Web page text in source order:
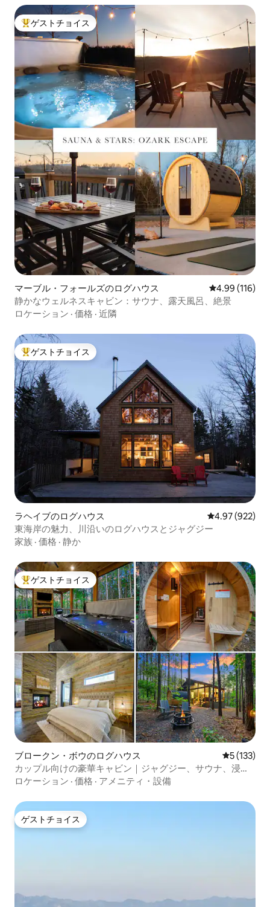
大好評のゲストチョイスです。
ゲストチョイス
マーブル・フォールズのログハウス レビュー116
4.99 (116)
静かなウェルネスキャビン：サウナ、露天風呂、絶景
ロケーション · 価格 · 近隣
大好評のゲストチョイスです。
ゲストチョイス
ラヘイブのログハウス レビュー922
4.97 (922)
東海岸の魅力、川沿いのログハウスとジャグジー
家族 · 価格 · 静か
大好評のゲストチョイスです。
ゲストチョイス
ブロークン・ボウのログハウス レビュー
5 (133)
カップル向けの豪華キャビン｜ジャグジー、サウナ、浸か
り型バスタブ
ロケーション · 価格 · アメニティ・設備
ゲストチョイス
ゲストチョイス